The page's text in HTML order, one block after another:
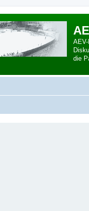
die